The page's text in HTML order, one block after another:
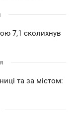
7,1 сколихнув
та за містом: